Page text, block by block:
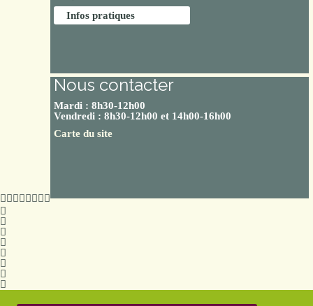
Infos pratiques
Nous contacter
Mardi : 8h30-12h00
Vendredi : 8h30-12h00 et 14h00-16h00
Carte du site